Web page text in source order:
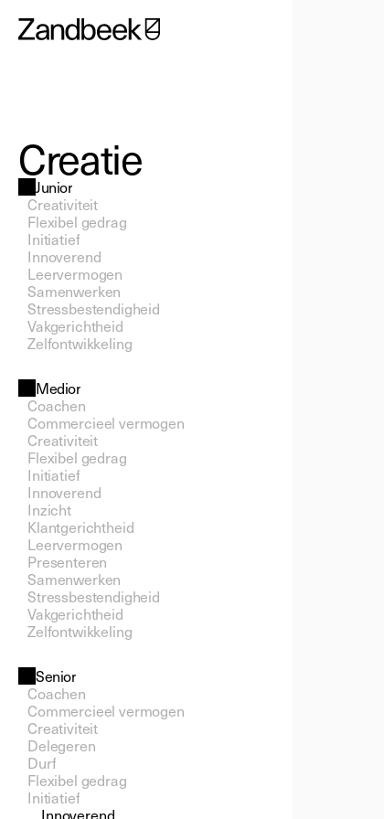
Creatie
Junior
Creativiteit
Flexibel gedrag
Initiatief
Innoverend
Leervermogen
Samenwerken
Stressbestendigheid
Vakgerichtheid
Zelfontwikkeling
Medior
Coachen
Commercieel vermogen
Creativiteit
Flexibel gedrag
Initiatief
Innoverend
Inzicht
Klantgerichtheid
Leervermogen
Presenteren
Samenwerken
Stressbestendigheid
Vakgerichtheid
Zelfontwikkeling
Senior
Coachen
Commercieel vermogen
Creativiteit
Delegeren
Durf
Flexibel gedrag
Initiatief
Innoverend